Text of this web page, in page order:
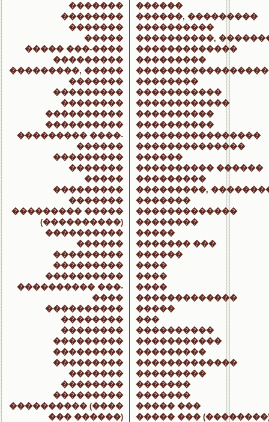
�������
��������
�������
�����
����� ���-����
���������
���������, �����
�������
���������
��������
����������
����������
��������� ����-
������
���������
�������
�����
���������
�������
��������� �����
(����������)
����������
������
���������
���������
����������
���������� ���-
����
����������
��������
��������
���������
���������
���������
�������
��������
���������
���������� (����
��� ������)
������
������, ���������
����������
����������,
�������������
���������
��������
�����������
������������
����������
����������
����������������
��������������
������
���������� ������
���������
���������,
�������
�������������
��������
�����
������� ���
������
����
����
����
�������������
�����
���
����������
�����������
���������
�������������
���������
�������
�������
����� ���
����� ���